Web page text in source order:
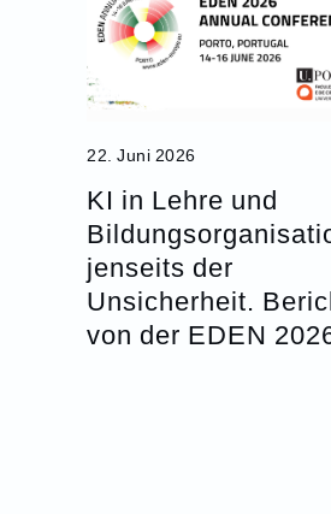
22. Juni 2026
KI in Lehre und
jenseits der
Unsicherheit.
von der EDEN